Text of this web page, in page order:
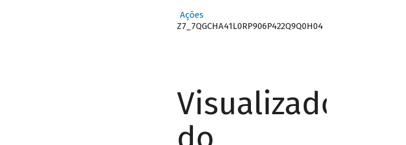
Ações
Z7_7QGCHA41L0RP906P422Q9Q0H04
Visualizador